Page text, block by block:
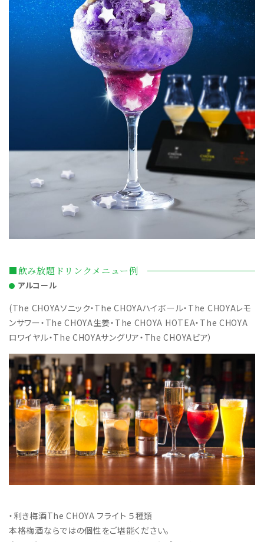
■飲み放題ドリンクメニュー例
アルコール
(The CHOYAソニック・The CHOYAハイボール・The CHOYAレモ
ンサワー・The CHOYA生姜・The CHOYA HOTEA・The CHOYA
ロワイヤル・The CHOYAサングリア・The CHOYAビア）
・利き梅酒The CHOYA フライト ５種類
本格梅酒ならではの個性をご堪能ください。